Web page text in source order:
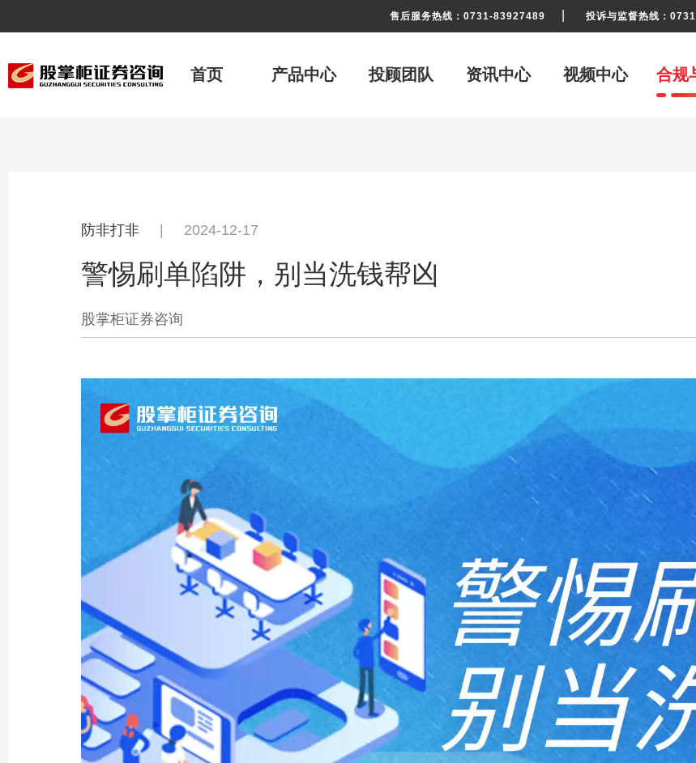
售后服务热线：0731-83927489 投诉与监督热线：
首页 产品中心 投顾团队 资讯中心 视频中心 合规
防非打非 2024-12-17
警惕刷单陷阱，别当洗钱帮凶
股掌柜证券咨询